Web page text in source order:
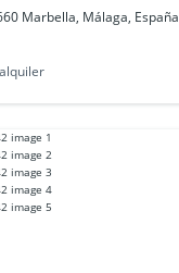
Marbella, Málaga, España